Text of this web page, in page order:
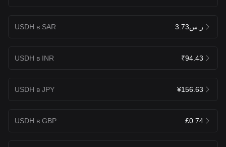
USDH в SAR ر.س3.73
USDH в INR ₹94.43
USDH в JPY ¥156.63
USDH в GBP £0.74